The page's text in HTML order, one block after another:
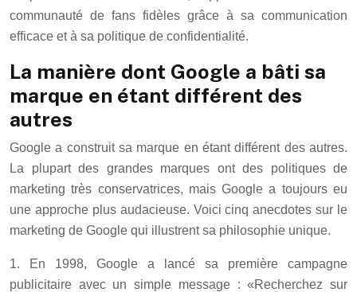
communauté de fans fidèles grâce à sa communication
efficace et à sa politique de confidentialité.
La manière dont Google a bâti sa
marque en étant différent des
autres
Google a construit sa marque en étant différent des autres.
La plupart des grandes marques ont des politiques de
marketing très conservatrices, mais Google a toujours eu
une approche plus audacieuse. Voici cinq anecdotes sur le
marketing de Google qui illustrent sa philosophie unique.
1. En 1998, Google a lancé sa première campagne
publicitaire avec un simple message : «Recherchez sur